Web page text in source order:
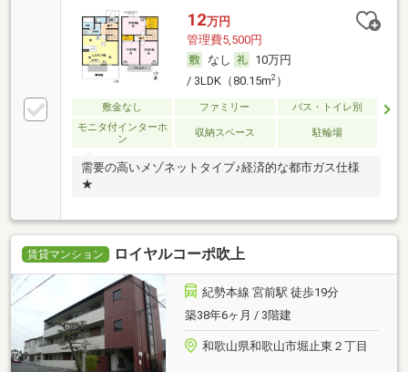
12万円
管理費5,500円
なし
10万円
/ 3LDK（80.15m2）
敷金なし ファミリー
バス・トイレ別
モニタ付インターホ
ン
収納スペース 駐輪場
需要の高いメゾネットタイプ♪経済的な都市ガス仕様
★
賃貸マンション ロイヤルコーポ吹上
紀勢本線 宮前駅 徒歩19分
築38年6ヶ月 / 3階建
和歌山県和歌山市堀止東２丁目